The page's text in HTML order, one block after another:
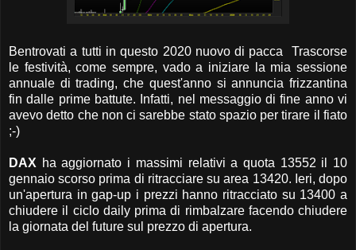
Bentrovati a tutti in questo 2020 nuovo di pacca Trascorse
le festività, come sempre, vado a iniziare la mia sessione
annuale di trading, che quest'anno si annuncia frizzantina
fin dalle prime battute. Infatti, nel messaggio di fine anno vi
avevo detto che non ci sarebbe stato spazio per tirare il fiato
;-)
DAX ha aggiornato i massimi relativi a quota 13552 il 10
gennaio scorso prima di ritracciare su area 13420. Ieri, dopo
un'apertura in gap-up i prezzi hanno ritracciato su 13400 a
chiudere il ciclo daily prima di rimbalzare facendo chiudere
la giornata del future sul prezzo di apertura.